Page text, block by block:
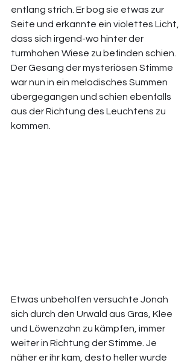
entlang strich. Er bog sie etwas zur
Seite und erkannte ein violettes Licht,
dass sich irgend-wo hinter der
turmhohen Wiese zu befinden schien.
Der Gesang der mysteriösen Stimme
war nun in ein melodisches Summen
übergegangen und schien ebenfalls
aus der Richtung des Leuchtens zu
kommen.
Etwas unbeholfen versuchte Jonah
sich durch den Urwald aus Gras, Klee
und Löwenzahn zu kämpfen, immer
weiter in Richtung der Stimme. Je
näher er ihr kam, desto heller wurde